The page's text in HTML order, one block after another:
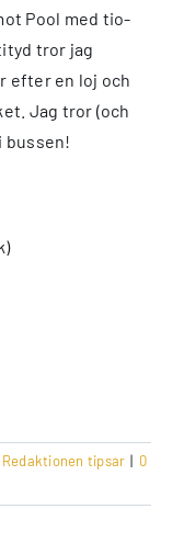
Pool med tio-
tror jag
efter en loj och
Jag tror (och
bussen!
Redaktionen tipsar | 0